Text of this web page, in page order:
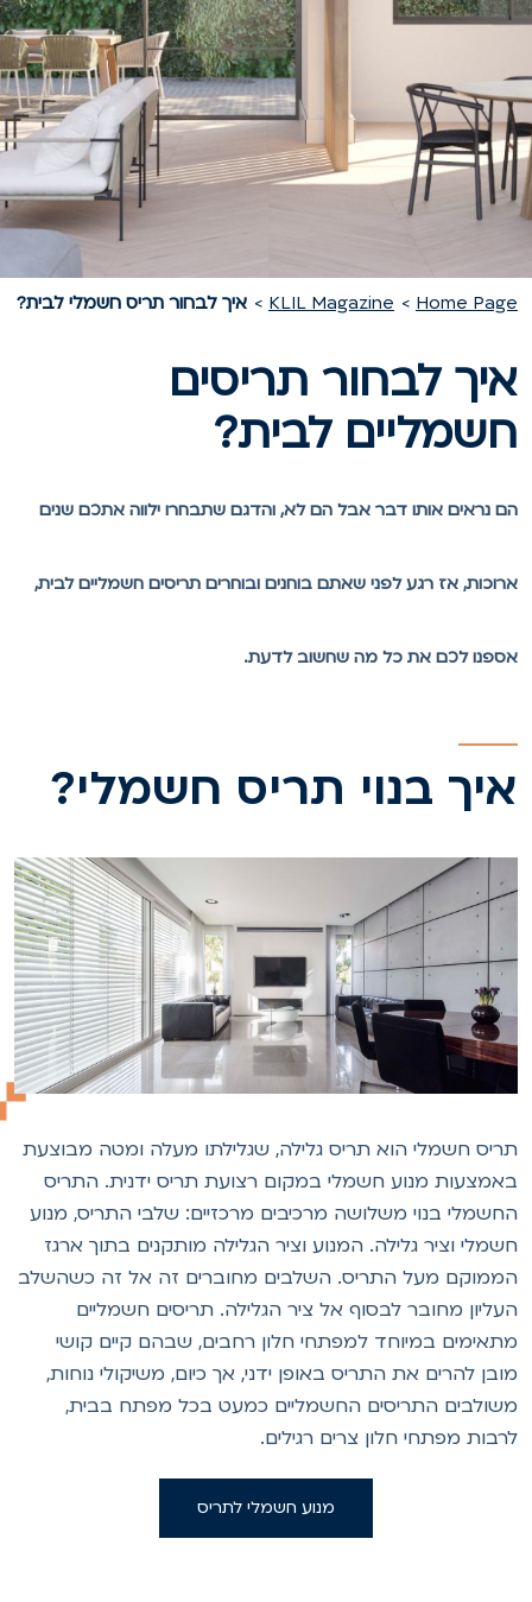
Home
KLIL Magazine איך לבחור תריס חשמלי לבית?
לבחור תריסים
לבית?
נראים אותו דבר אבל הם לא, והדגם שתבחרו ילווה אתכם שנים
אז רגע לפני שאתם בוחנים ובוחרים תריסים חשמליים לבית,
לכם את כל מה שחשוב לדעת.
בנוי תריס חשמלי?
חשמלי הוא תריס גלילה, שגלילתו מעלה ומטה מבוצעת
מנוע חשמלי במקום רצועת תריס ידנית. התריס
בנוי משלושה מרכיבים מרכזיים: שלבי התריס, מנוע
וציר גלילה. המנוע וציר הגלילה מותקנים בתוך ארגז
מעל התריס. השלבים מחוברים זה אל זה כשהשלב
מחובר לבסוף אל ציר הגלילה. תריסים חשמליים
במיוחד למפתחי חלון רחבים, שבהם קיים קושי
להרים את התריס באופן ידני, אך כיום, משיקולי נוחות,
התריסים החשמליים כמעט בכל מפתח בבית,
מפתחי חלון צרים רגילים.
מנוע חשמלי לתריס